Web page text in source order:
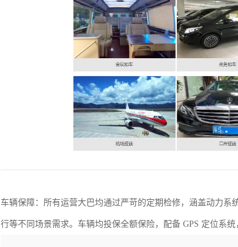
车辆保障：所有运营大巴均通过严苛的定期检修，涵盖动力系
行等不同场景需求。车辆均投保全额保险，配备 GPS 定位系统